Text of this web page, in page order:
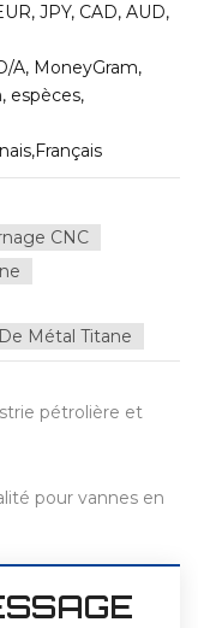
JPY, CAD, AUD,
A, MoneyGram,
espèces,
CNC
Métal Titane
pétrolière et
pour vannes en